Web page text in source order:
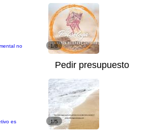
no
1/8
Pedir presupuesto
es
1/5